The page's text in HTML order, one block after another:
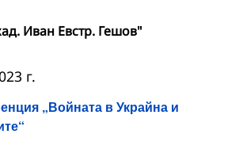
Иван Евстр. Гешов"
„Войната в Украйна и
г.